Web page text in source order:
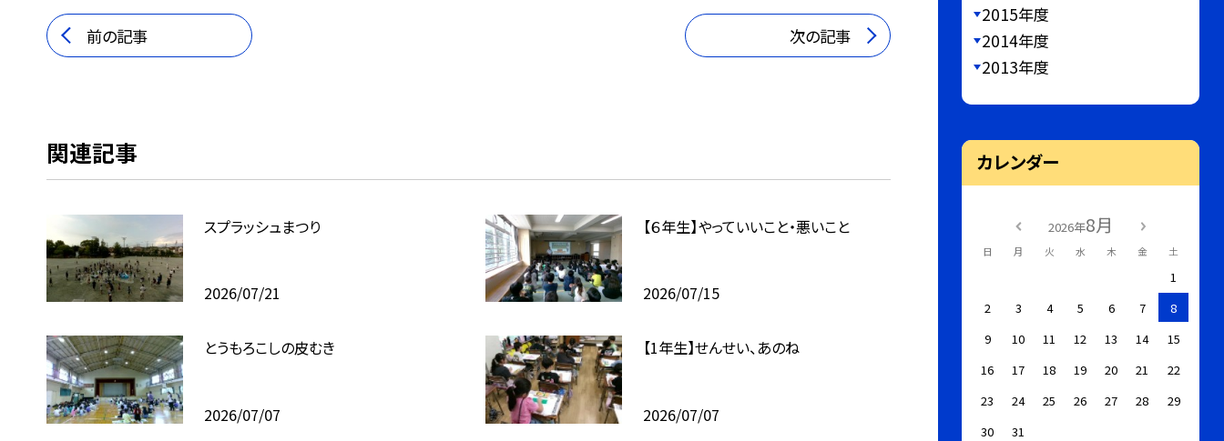
前の記事 次の記事
関連記事
スプラッシュまつり
2026/07/21
【６年生】やっていいこと・悪いこと
2026/07/15
とうもろこしの皮むき
2026/07/07
【1年生】せんせい、あのね
2026/07/07
2015年度
2014年度
2013年度
カレンダー
2026年8月
日 月 火 水 木 金 土
1
2
3 4 5 6 7
8
9
10 11 12 13 14
15
16
17 18 19 20 21
22
23
24 25 26 27 28
29
30
31